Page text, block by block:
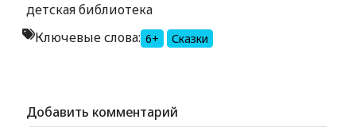
детская библиотека
Ключевые слова: 6+ Сказки
Добавить комментарий